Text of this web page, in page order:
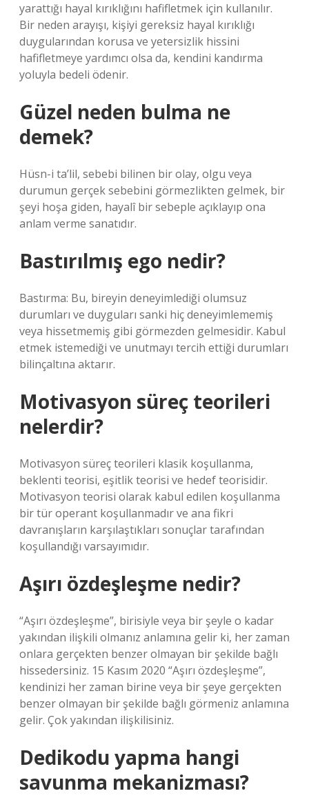
yarattığı hayal kırıklığını hafifletmek için kullanılır.
Bir neden arayışı, kişiyi gereksiz hayal kırıklığı
duygularından korusa ve yetersizlik hissini
hafifletmeye yardımcı olsa da, kendini kandırma
yoluyla bedeli ödenir.
Güzel neden bulma ne
demek?
Hüsn-i ta’lil, sebebi bilinen bir olay, olgu veya
durumun gerçek sebebini görmezlikten gelmek, bir
şeyi hoşa giden, hayalî bir sebeple açıklayıp ona
anlam verme sanatıdır.
Bastırılmış ego nedir?
Bastırma: Bu, bireyin deneyimlediği olumsuz
durumları ve duyguları sanki hiç deneyimlememiş
veya hissetmemiş gibi görmezden gelmesidir. Kabul
etmek istemediği ve unutmayı tercih ettiği durumları
bilinçaltına aktarır.
Motivasyon süreç teorileri
nelerdir?
Motivasyon süreç teorileri klasik koşullanma,
beklenti teorisi, eşitlik teorisi ve hedef teorisidir.
Motivasyon teorisi olarak kabul edilen koşullanma
bir tür operant koşullanmadır ve ana fikri
davranışların karşılaştıkları sonuçlar tarafından
koşullandığı varsayımıdır.
Aşırı özdeşleşme nedir?
“Aşırı özdeşleşme”, birisiyle veya bir şeyle o kadar
yakından ilişkili olmanız anlamına gelir ki, her zaman
onlara gerçekten benzer olmayan bir şekilde bağlı
hissedersiniz. 15 Kasım 2020 “Aşırı özdeşleşme”,
kendinizi her zaman birine veya bir şeye gerçekten
benzer olmayan bir şekilde bağlı görmeniz anlamına
gelir. Çok yakından ilişkilisiniz.
Dedikodu yapma hangi
savunma mekanizması?